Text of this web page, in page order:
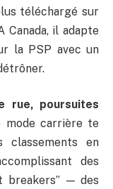
téléchargé sur
Canada, il adapte
la PSP avec un
rue, poursuites
mode carrière te
classements en
des
breakers” — des